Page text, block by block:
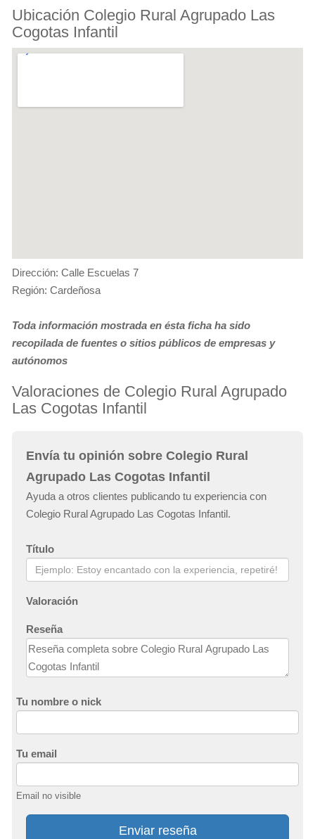
Ubicación Colegio Rural Agrupado Las
Cogotas Infantil
Dirección: Calle Escuelas 7
Región: Cardeñosa
Toda información mostrada en ésta ficha ha sido
recopilada de fuentes o sitios públicos de empresas y
autónomos
Valoraciones de Colegio Rural Agrupado
Las Cogotas Infantil
Envía tu opinión sobre Colegio Rural
Agrupado Las Cogotas Infantil
Ayuda a otros clientes publicando tu experiencia con
Colegio Rural Agrupado Las Cogotas Infantil.
Título
Valoración
Reseña
Tu nombre o nick
Tu email
Email no visible
Enviar reseña